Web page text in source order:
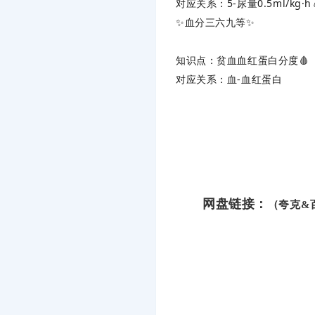
对应关系 ：5-尿量0.5ml/
✨‌ 血分三六九等‌✨
知识点 ‌：贫血血红蛋白分度🩸
对应关系 ‌：血-血红蛋白
网盘链接： （夸克&